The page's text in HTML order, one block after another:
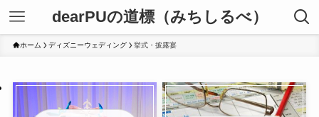
dearPUの道標（みちしるべ）
ホーム ディズニーウェディング 挙式・披露宴